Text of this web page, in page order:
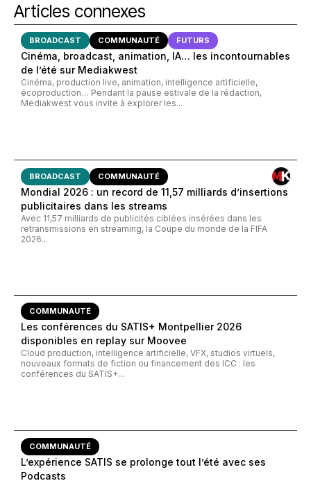
Articles connexes
BROADCAST COMMUNAUTÉ FUTURS
Cinéma, broadcast, animation, IA… les incontournables
de l’été sur Mediakwest
Cinéma, production live, animation, intelligence artificielle,
écoproduction… Pendant la pause estivale de la rédaction,
Mediakwest vous invite à explorer les...
BROADCAST COMMUNAUTÉ
Mondial 2026 : un record de 11,57 milliards d’insertions
publicitaires dans les streams
Avec 11,57 milliards de publicités ciblées insérées dans les
retransmissions en streaming, la Coupe du monde de la FIFA
2026...
COMMUNAUTÉ
Les conférences du SATIS+ Montpellier 2026
disponibles en replay sur Moovee
Cloud production, intelligence artificielle, VFX, studios virtuels,
nouveaux formats de fiction ou financement des ICC : les
conférences du SATIS+...
COMMUNAUTÉ
L’expérience SATIS se prolonge tout l’été avec ses
Podcasts